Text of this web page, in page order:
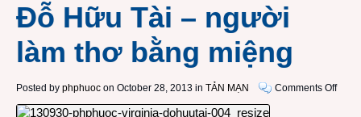
Đỗ Hữu Tài – người
làm thơ bằng miệng
Posted by phphuoc on October 28, 2013 in TẢN MẠN Comments Offon